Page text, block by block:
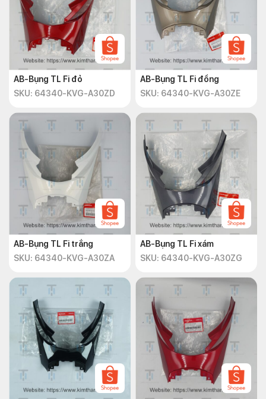
AB-Bụng TL Fi đỏ
SKU: 64340-KVG-A30ZD
AB-Bụng TL Fi đồng
SKU: 64340-KVG-A30ZE
AB-Bụng TL Fi trắng
SKU: 64340-KVG-A30ZA
AB-Bụng TL Fi xám
SKU: 64340-KVG-A30ZG